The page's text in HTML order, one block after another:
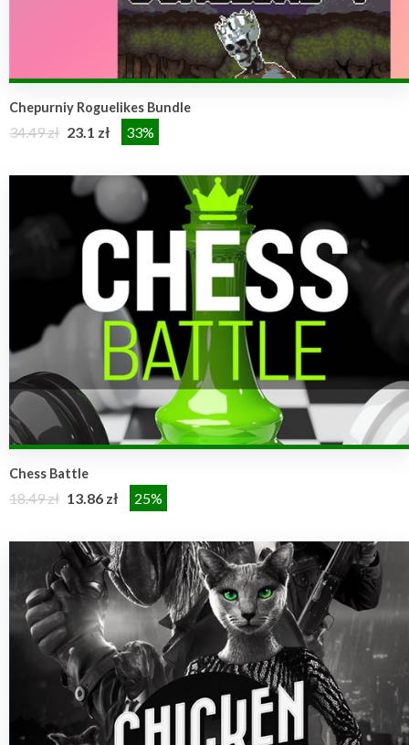
Chepurniy Roguelikes Bundle
34.49 zł 23.1 zł 33%
Chess Battle
18.49 zł 13.86 zł 25%